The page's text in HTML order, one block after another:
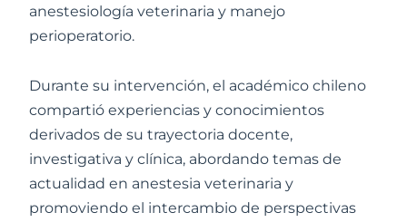
anestesiología veterinaria y manejo
perioperatorio.
Durante su intervención, el académico chileno
compartió experiencias y conocimientos
derivados de su trayectoria docente,
investigativa y clínica, abordando temas de
actualidad en anestesia veterinaria y
promoviendo el intercambio de perspectivas